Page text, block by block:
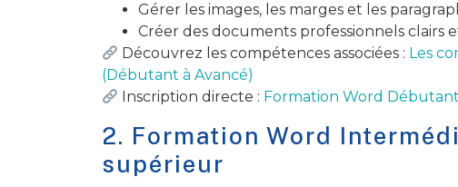
Gérer les images, les marges et les
Créer des documents professionnels clairs
Découvrez les compétences associées : Les
(Débutant à Avancé)
Inscription directe : Formation Word Débutant
2. Formation Word
supérieur